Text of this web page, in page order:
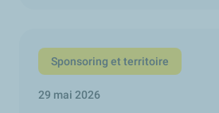
Sponsoring et territoire
29 mai 2026